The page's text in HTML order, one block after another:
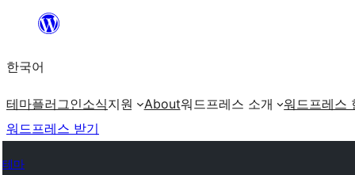
츠
로
로
가
한국어
테마플러그인소식지원 About워드프레스 소개 워드프레스
워드프레스 받기
테마